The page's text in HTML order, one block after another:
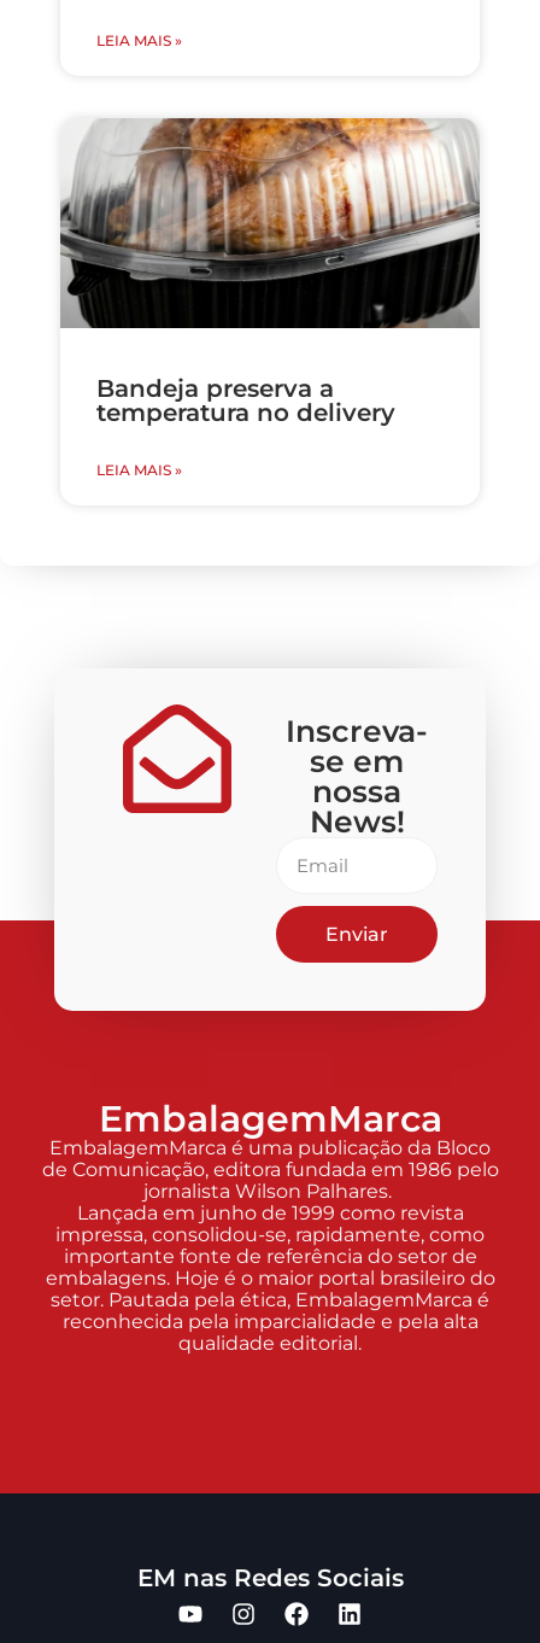
LEIA MAIS »
Bandeja preserva a
temperatura no delivery
LEIA MAIS »
Inscreva-
se em
nossa
News!
Enviar
EmbalagemMarca
EmbalagemMarca é uma publicação da Bloco
de Comunicação, editora fundada em 1986 pelo
jornalista Wilson Palhares.
Lançada em junho de 1999 como revista
impressa, consolidou-se, rapidamente, como
importante fonte de referência do setor de
embalagens. Hoje é o maior portal brasileiro do
setor. Pautada pela ética, EmbalagemMarca é
reconhecida pela imparcialidade e pela alta
qualidade editorial.
EM nas Redes Sociais